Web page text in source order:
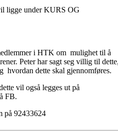
ligge under KURS OG
i HTK om mulighet til å
Peter har sagt seg villig til
hvordan dette skal gjennomføres.
vil også legges ut på
FB.
på 92433624